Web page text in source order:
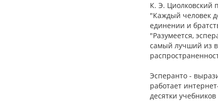
К. Э. Циолковский
"Каждый человек
единении и
"Разумеется,
самый лучший из
Эсперанто -
работает
десятки